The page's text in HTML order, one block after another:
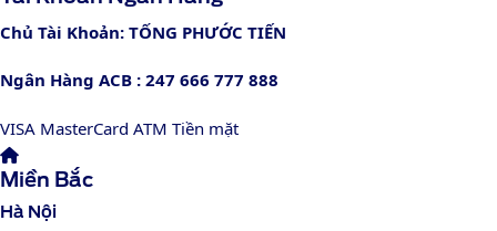
Chủ Tài Khoản: TỐNG PHƯỚC TIẾN
Ngân Hàng ACB : 247 666 777 888
VISA MasterCard ATM Tiền mặt
Miền Bắc
Hà Nội